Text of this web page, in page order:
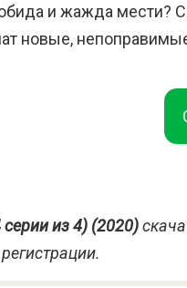
и жажда мести?
новые,
из 4) (2020)